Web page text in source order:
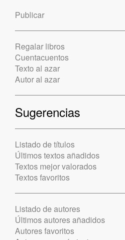
Publicar
Regalar libros
Cuentacuentos
Texto al azar
Autor al azar
Sugerencias
Listado de títulos
Últimos textos añadidos
Textos mejor valorados
Textos favoritos
Listado de autores
Últimos autores añadidos
Autores favoritos